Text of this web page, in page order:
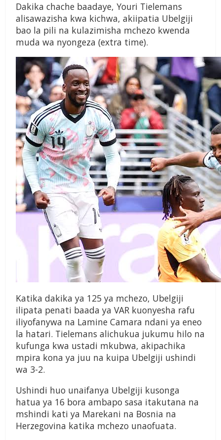
Dakika chache baadaye, Youri Tielemans
alisawazisha kwa kichwa, akiipatia Ubelgiji
bao la pili na kulazimisha mchezo kwenda
muda wa nyongeza (extra time).
Katika dakika ya 125 ya mchezo, Ubelgiji
ilipata penati baada ya VAR kuonyesha rafu
iliyofanywa na Lamine Camara ndani ya eneo
la hatari. Tielemans alichukua jukumu hilo na
kufunga kwa ustadi mkubwa, akipachika
mpira kona ya juu na kuipa Ubelgiji ushindi
wa 3-2.
Ushindi huo unaifanya Ubelgiji kusonga
hatua ya 16 bora ambapo sasa itakutana na
mshindi kati ya Marekani na Bosnia na
Herzegovina katika mchezo unaofuata.